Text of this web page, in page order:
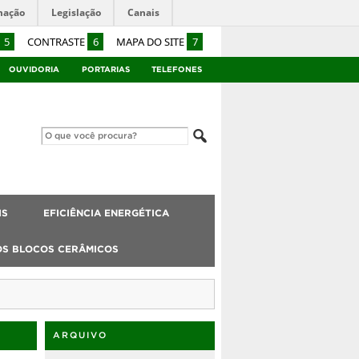
5 CONTRASTE 6 MAPA DO SITE 7
Legislação Canais
OUVIDORIA PORTARIAS TELEFONES
EFICIÊNCIA ENERGÉTICA
BLOCOS CERÂMICOS
ARQUIVO